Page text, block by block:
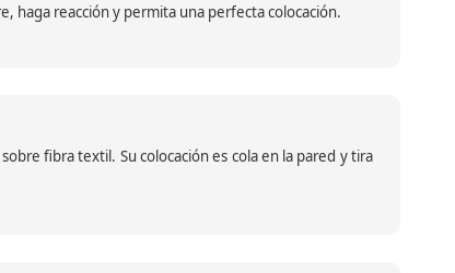
haga reacción y permita una perfecta colocación.
fibra textil. Su colocación es cola en la pared y tira